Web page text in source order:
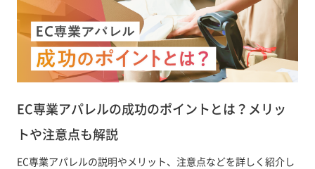
EC専業アパレルの成功のポイントとは？メリッ
トや注意点も解説
EC専業アパレルの説明やメリット、注意点などを詳しく紹介し